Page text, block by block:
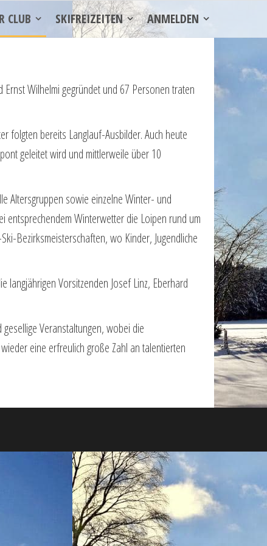
CLUB SKIFREIZEITEN ANMELDEN
Wilhelmi gegründet und 67 Personen traten
folgten bereits Langlauf-Ausbilder. Auch heute
geleitet wird und mittlerweile über 10
Al­tersgruppen sowie einzelne Winter- und
entsprechendem Winterwetter die Loipen rund um
Be­zirksmeisterschaften, wo Kinder, Jugendliche
lang­jährigen Vorsitzenden Josef Linz, Eberhard
Veranstaltungen, wobei die
eine erfreulich große Zahl an talentierten